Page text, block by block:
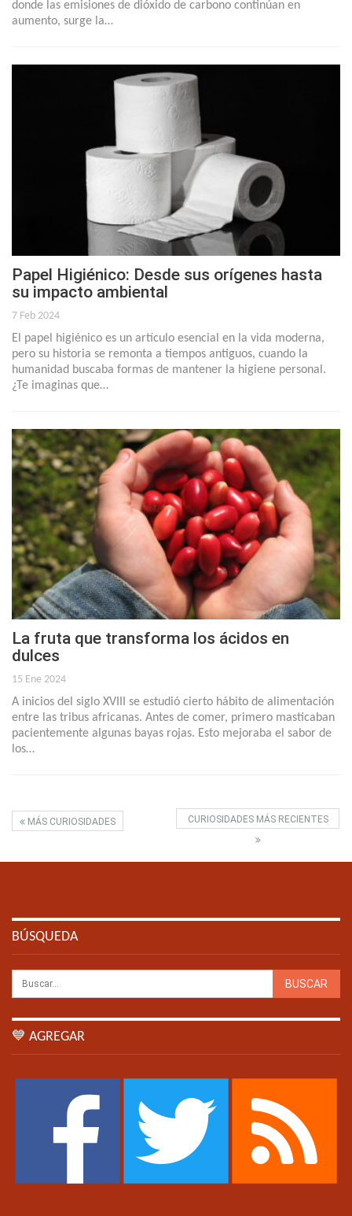
donde las emisiones de dióxido de carbono continúan en
aumento, surge la…
Papel Higiénico: Desde sus orígenes hasta
su impacto ambiental
7 Feb 2024
El papel higiénico es un artículo esencial en la vida moderna,
pero su historia se remonta a tiempos antiguos, cuando la
humanidad buscaba formas de mantener la higiene personal.
¿Te imaginas que…
La fruta que transforma los ácidos en
dulces
15 Ene 2024
A inicios del siglo XVIII se estudió cierto hábito de alimentación
entre las tribus africanas. Antes de comer, primero masticaban
pacientemente algunas bayas rojas. Esto mejoraba el sabor de
los…
MÁS CURIOSIDADES CURIOSIDADES MÁS RECIENTES
BÚSQUEDA
💙 AGREGAR